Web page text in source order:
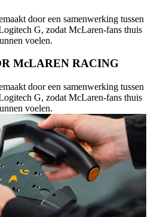
door een samenwerking tussen
G, zodat McLaren-fans thuis
voelen.
McLAREN RACING
door een samenwerking tussen
G, zodat McLaren-fans thuis
voelen.